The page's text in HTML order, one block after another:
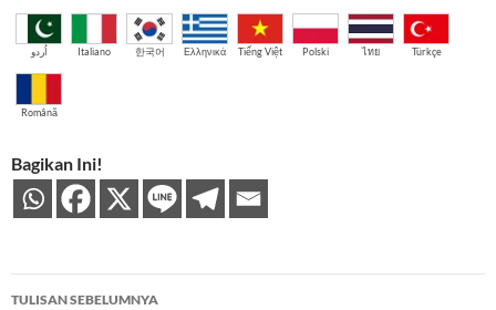
اُردو Italiano 한국어 Ελληνικά Tiếng Việt Polski ไทย Türkçe
Română
Bagikan Ini!
Navigasi
TULISAN SEBELUMNYA